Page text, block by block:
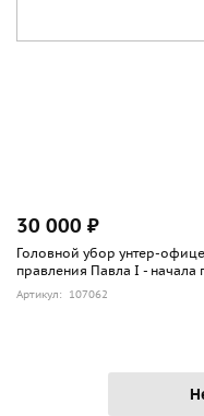
30 000 ₽
Головной убор унтер-
правления Павла I - начала
Артикул: 107062